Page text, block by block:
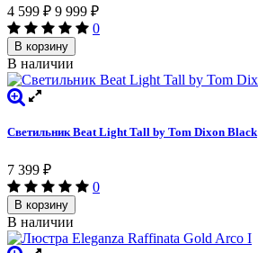
4 599 ₽ 9 999 ₽
0
В корзину
В наличии
Светильник Beat Light Tall by Tom Dixon Black
7 399 ₽
0
В корзину
В наличии